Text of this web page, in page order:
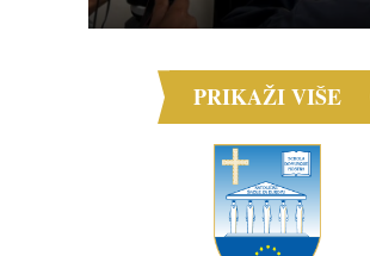
PRIKAŽI VIŠE